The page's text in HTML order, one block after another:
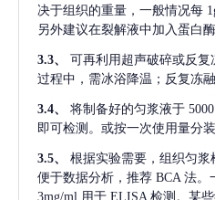
决于组织的重量，一般情况每
另外建议在裂解液中加入蛋白
3.3、 可再利用超声破碎或反复
过程中，需冰浴降温；反复冻
3.4、 将制备好的匀浆液于
即可检测。或按一次使用量分装
3.5、 根据实验需要，组织匀
便于数据分析，推荐 BCA 法
3mg/ml 用于 ELISA 检测。某